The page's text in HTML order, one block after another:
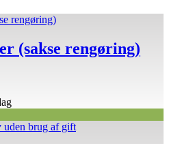
(sakse rengøring)